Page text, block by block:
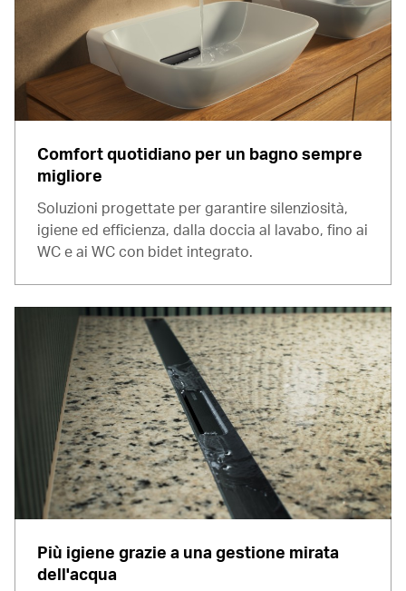
Comfort quotidiano per un bagno sempre
migliore
Soluzioni progettate per garantire silenziosità,
igiene ed efficienza, dalla doccia al lavabo, fino ai
WC e ai WC con bidet integrato.
Più igiene grazie a una gestione mirata
dell'acqua